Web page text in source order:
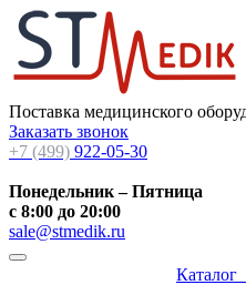
Поставка медицинского
Заказать звонок
+7 (499) 922-05-30
Понедельник – Пятница
с 8:00 до 20:00
sale@stmedik.ru
Каталог